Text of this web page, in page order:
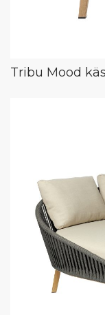
Tribu Mood